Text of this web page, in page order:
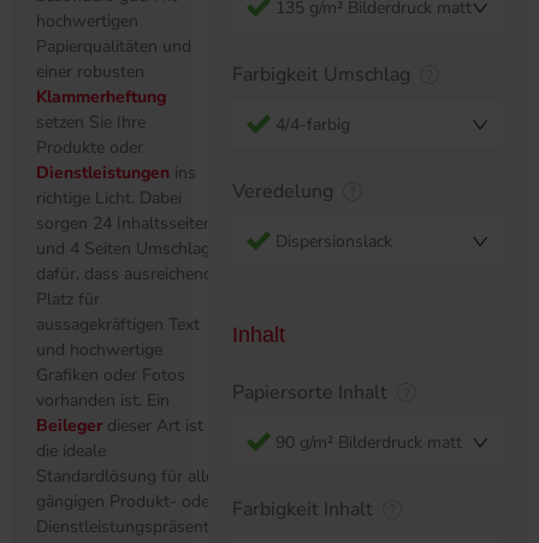
hochwertigen
Papierqualitäten und
einer robusten
Klammerheftung
setzen Sie Ihre
Produkte oder
Dienstleistungen ins
richtige Licht. Dabei
sorgen 24 Inhaltsseiten
und 4 Seiten Umschlag
dafür, dass ausreichend
Platz für
aussagekräftigen Text
und hochwertige
Grafiken oder Fotos
vorhanden ist. Ein
Beileger dieser Art ist
die ideale
Standardlösung für alle
gängigen Produkt- oder
Dienstleistungspräsentationen.
135 g/m² Bilderdruck matt
Farbigkeit Umschlag
4/4-farbig
Veredelung
Dispersionslack
Inhalt
Papiersorte Inhalt
90 g/m² Bilderdruck matt
Farbigkeit Inhalt